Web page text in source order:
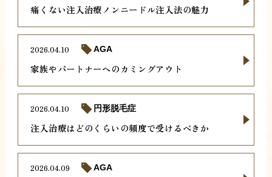
痛くない注入治療ノンニードル注入法の魅力
家族やパートナーへのカミングアウト
2026.04.10 AGA
注入治療はどのくらいの頻度で受けるべきか
2026.04.10 円形脱毛症
2026.04.09 AGA